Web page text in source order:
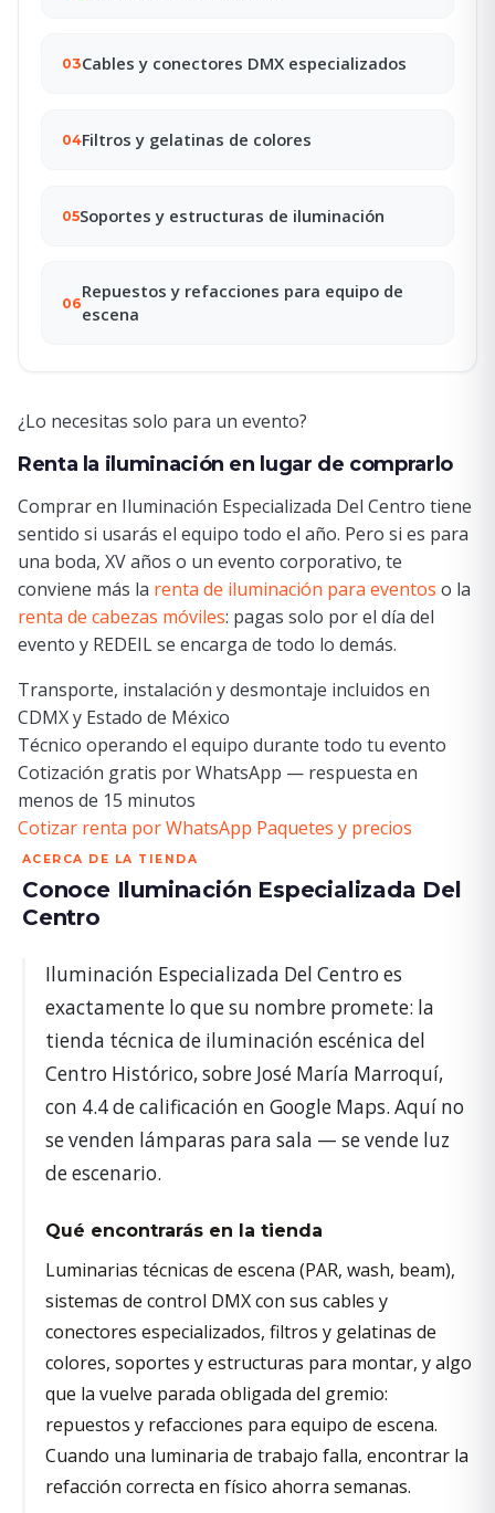
03Cables y conectores DMX especializados
04Filtros y gelatinas de colores
05Soportes y estructuras de iluminación
06
Repuestos y refacciones para equipo de
escena
¿Lo necesitas solo para un evento?
Renta la iluminación en lugar de comprarlo
Comprar en Iluminación Especializada Del Centro tiene
sentido si usarás el equipo todo el año. Pero si es para
una boda, XV años o un evento corporativo, te
conviene más la renta de iluminación para eventos o la
renta de cabezas móviles: pagas solo por el día del
evento y REDEIL se encarga de todo lo demás.
Transporte, instalación y desmontaje incluidos en
CDMX y Estado de México
Técnico operando el equipo durante todo tu evento
Cotización gratis por WhatsApp — respuesta en
menos de 15 minutos
Cotizar renta por WhatsApp Paquetes y precios
ACERCA DE LA TIENDA
Conoce Iluminación Especializada Del
Centro
Iluminación Especializada Del Centro es
exactamente lo que su nombre promete: la
tienda técnica de iluminación escénica del
Centro Histórico, sobre José María Marroquí,
con 4.4 de calificación en Google Maps. Aquí no
se venden lámparas para sala — se vende luz
de escenario.
Qué encontrarás en la tienda
Luminarias técnicas de escena (PAR, wash, beam),
sistemas de control DMX con sus cables y
conectores especializados, filtros y gelatinas de
colores, soportes y estructuras para montar, y algo
que la vuelve parada obligada del gremio:
repuestos y refacciones para equipo de escena.
Cuando una luminaria de trabajo falla, encontrar la
refacción correcta en físico ahorra semanas.